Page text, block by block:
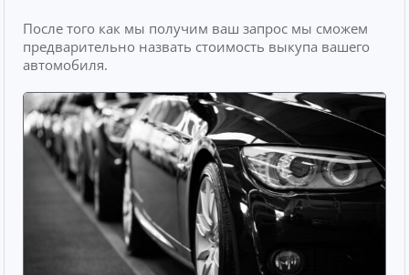
После того как мы получим ваш запрос мы сможем
предварительно назвать стоимость выкупа вашего
автомобиля.